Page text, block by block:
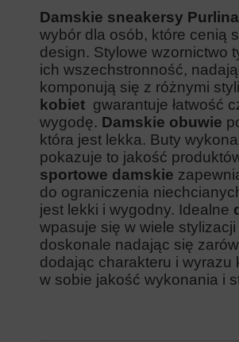
Damskie sneakersy Purlina
wybór dla osób, które cenią
design. Stylowe wzornictwo
ich wszechstronność,
komponują się z różnymi
kobiet gwarantuje łatwość
wygodę. Damskie obuwie
która jest lekka. Buty
pokazuje to jakość
sportowe damskie
do ograniczenia
jest lekki i wygodny. Idealne
wpasuje się w wiele
doskonale nadając się
dodając charakteru i wyrazu
w sobie jakość wykonania i